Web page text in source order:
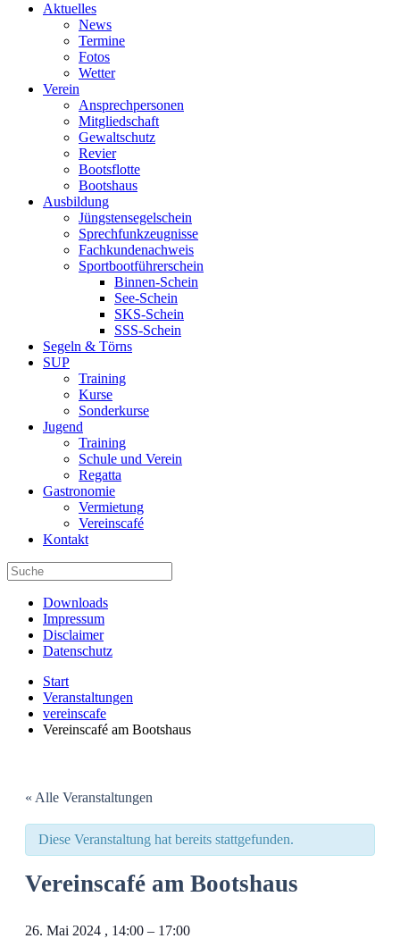
Aktuelles
News
Termine
Fotos
Wetter
Verein
Ansprechpersonen
Mitgliedschaft
Gewaltschutz
Revier
Bootsflotte
Bootshaus
Ausbildung
Jüngstensegelschein
Sprechfunkzeugnisse
Fachkundenachweis
Sportbootführerschein
Binnen-Schein
See-Schein
SKS-Schein
SSS-Schein
Segeln & Törns
SUP
Training
Kurse
Sonderkurse
Jugend
Training
Schule und Verein
Regatta
Gastronomie
Vermietung
Vereinscafé
Kontakt
Downloads
Impressum
Disclaimer
Datenschutz
Start
Veranstaltungen
vereinscafe
Vereinscafé am Bootshaus
« Alle Veranstaltungen
Diese Veranstaltung hat bereits stattgefunden.
Vereinscafé am Bootshaus
26. Mai 2024 , 14:00 – 17:00